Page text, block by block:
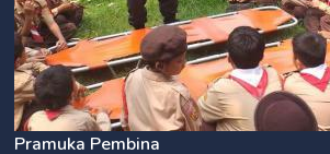
Pramuka Pembina